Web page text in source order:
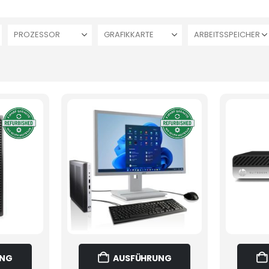
PROZESSOR GRAFIKKARTE ARBEITSSPEICHER
Dieses
AUSFÜHRUNG
Dieses